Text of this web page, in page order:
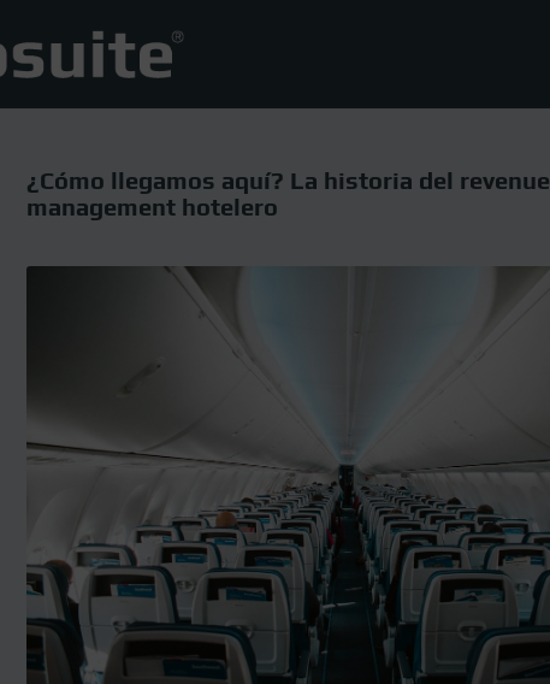
¿Cómo llegamos aquí? La historia del revenue
management hotelero